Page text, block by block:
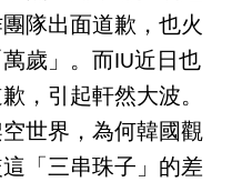
隊出面道歉，也火
歲」。而IU近日也
，引起軒然大波。
世界，為何韓國觀
「三串珠子」的差